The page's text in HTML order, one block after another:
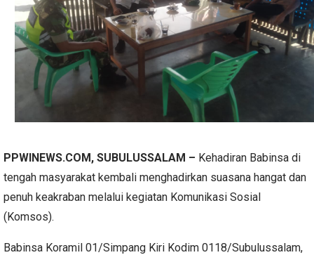
PPWINEWS.COM, SUBULUSSALAM – Kehadiran Babinsa di
tengah masyarakat kembali menghadirkan suasana hangat dan
penuh keakraban melalui kegiatan Komunikasi Sosial
(Komsos).
Babinsa Koramil 01/Simpang Kiri Kodim 0118/Subulussalam,